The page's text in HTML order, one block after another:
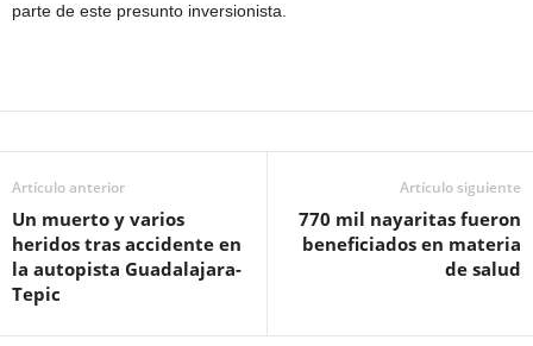
parte de este presunto inversionista.
Artículo anterior
Un muerto y varios
heridos tras accidente en
la autopista Guadalajara-
Tepic
Artículo siguiente
770 mil nayaritas fueron
beneficiados en materia
de salud